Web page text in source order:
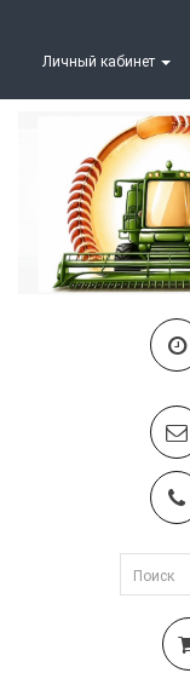
Личный кабинет